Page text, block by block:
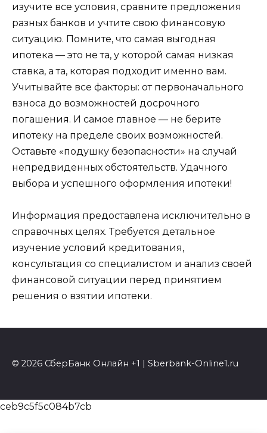
изучите все условия, сравните предложения
разных банков и учтите свою финансовую
ситуацию. Помните, что самая выгодная
ипотека — это не та, у которой самая низкая
ставка, а та, которая подходит именно вам.
Учитывайте все факторы: от первоначального
взноса до возможностей досрочного
погашения. И самое главное — не берите
ипотеку на пределе своих возможностей.
Оставьте «подушку безопасности» на случай
непредвиденных обстоятельств. Удачного
выбора и успешного оформления ипотеки!
Информация предоставлена исключительно в
справочных целях. Требуется детальное
изучение условий кредитования,
консультация со специалистом и анализ своей
финансовой ситуации перед принятием
решения о взятии ипотеки.
© 2026 СберБанк Онлайн +1 | Sberbank-Online1.ru
ceb9c5f5c084b7cb